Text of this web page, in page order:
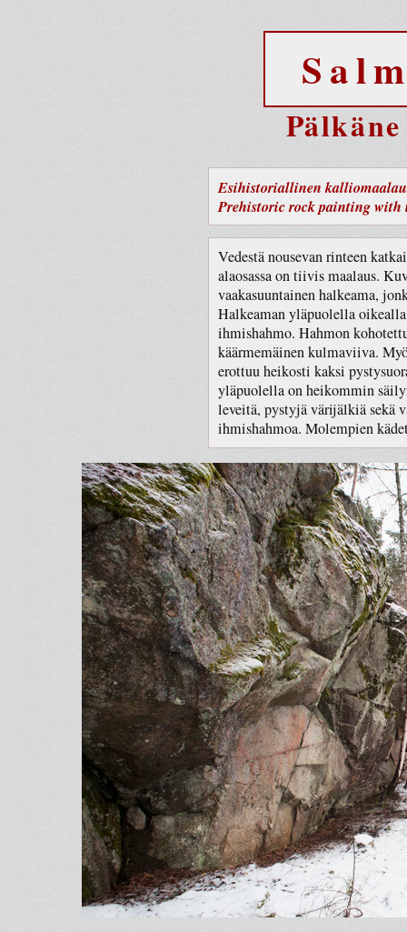
Esihistoriallinen
Prehistoric rock painting with
Vedestä nousevan rinteen
alaosassa on tiivis maalaus.
vaakasuuntainen halkeama,
Halkeaman yläpuolella
ihmishahmo. Hahmon
käärmemäinen kulmaviiva.
erottuu heikosti kaksi
yläpuolella on heikommin
leveitä, pystyjä värijälkiä sekä
ihmishahmoa. Molempien